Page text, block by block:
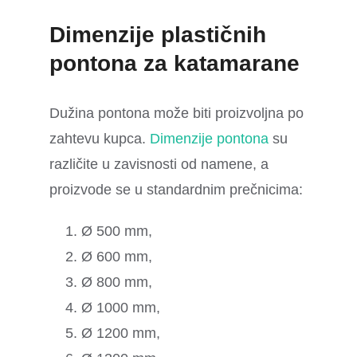
Dimenzije plastičnih
pontona za katamarane
Dužina pontona može biti proizvoljna po
zahtevu kupca. Dimenzije pontona su
različite u zavisnosti od namene, a
proizvode se u standardnim prečnicima:
Ø 500 mm,
Ø 600 mm,
Ø 800 mm,
Ø 1000 mm,
Ø 1200 mm,